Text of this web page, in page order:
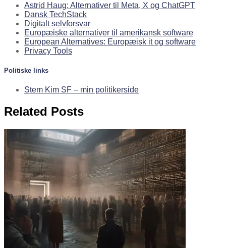
Astrid Haug: Alternativer til Meta, X og ChatGPT
Dansk TechStack
Digitalt selvforsvar
Europæiske alternativer til amerikansk software
European Alternatives: Europæisk it og software
Privacy Tools
Politiske links
Stem Kim SF – min politikerside
Related Posts